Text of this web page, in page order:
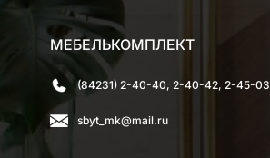
МЕБЕЛЬКОМПЛЕКТ
(84231) 2-40-40, 2-40-42, 2-45-03
sbyt_mk@mail.ru